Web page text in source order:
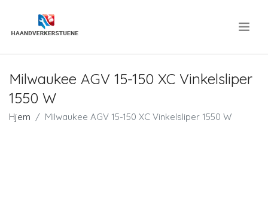
Milwaukee AGV 15-150 XC Vinkelsliper
1550 W
Hjem Milwaukee AGV 15-150 XC Vinkelsliper 1550 W